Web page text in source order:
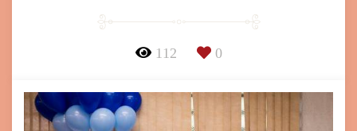
112 0